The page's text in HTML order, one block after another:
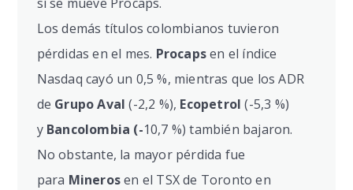
Los demás títulos colombianos tuvieron
pérdidas en el mes. Procapsen el índice
Nasdaq cayó un 0,5 %, mientras que los ADR
de Grupo Aval (-2,2 %), Ecopetrol(-5,3 %)
y Bancolombia (-10,7 %) también bajaron.
No obstante, la mayor pérdida fue
para Minerosen el TSX de Toronto en